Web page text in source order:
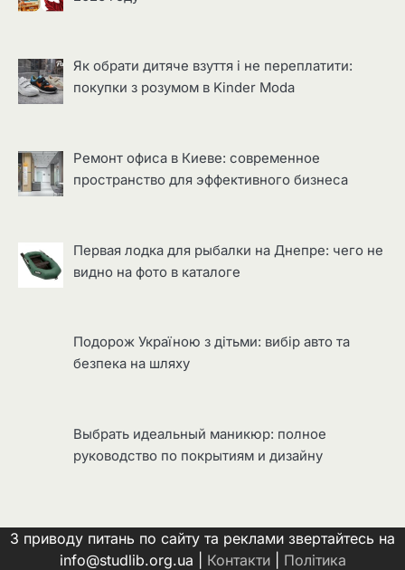
Як обрати дитяче взуття і не переплатити:
покупки з розумом в Kinder Moda
Ремонт офиса в Киеве: современное
пространство для эффективного бизнеса
Первая лодка для рыбалки на Днепре: чего не
видно на фото в каталоге
Подорож Україною з дітьми: вибір авто та
безпека на шляху
Выбрать идеальный маникюр: полное
руководство по покрытиям и дизайну
З приводу питань по сайту та реклами звертайтесь на
info@studlib.org.ua | Контакти| Політика